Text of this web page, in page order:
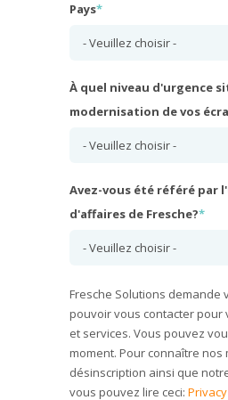
Pays*
À quel niveau d'urgence
modernisation de vos
Avez-vous été référé par
d'affaires de Fresche?*
Fresche Solutions demande
pouvoir vous contacter
et services. Vous pouvez
moment. Pour connaître nos
désinscription ainsi que
vous pouvez lire ceci: